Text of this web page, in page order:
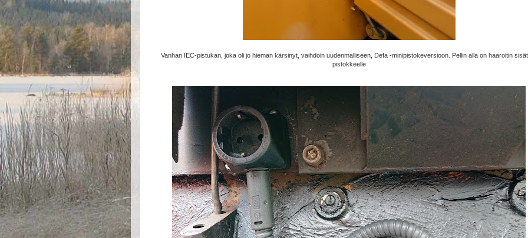
Vanhan IEC-pistukan, joka oli jo hieman kärsinyt, vaihdoin uudenmalliseen, Defa -minipistokeversioon. Pellin alla on haaroitin
pistokkeelle